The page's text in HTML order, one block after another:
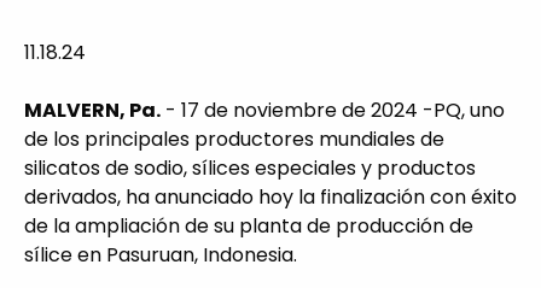
11.18.24
MALVERN, Pa. - 17 de noviembre de 2024 -PQ, uno
de los principales productores mundiales de
silicatos de sodio, sílices especiales y productos
derivados, ha anunciado hoy la finalización con éxito
de la ampliación de su planta de producción de
sílice en Pasuruan, Indonesia.